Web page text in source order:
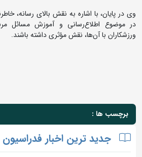
وی در پایان، با اشاره به نقش بالای رسانه،
در موضوع اطلاع‌رسانی و آموزش مسائل
ورزشکاران با آن‌ها، نقش مؤثری داشته باشند.
برچسب ها :
جدید ترین اخبار فدراسیون